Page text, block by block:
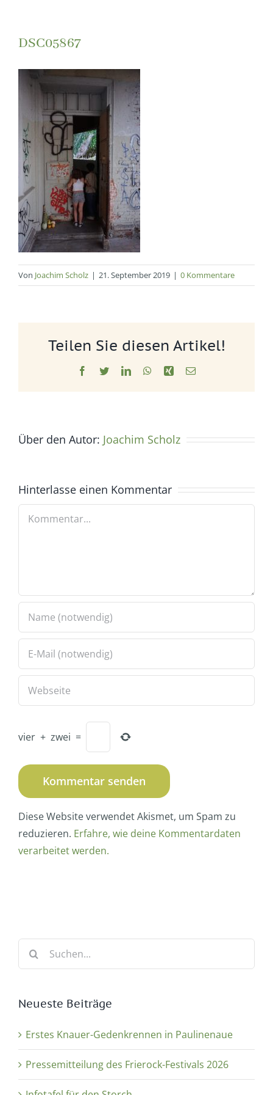
DSC05867
Von Joachim Scholz | 21. September 2019 | 0 Kommentare
Teilen Sie diesen Artikel!
Facebook
TwitterLinkedInWhatsApp
Xing E-
Über den Autor: Joachim Scholz
Hinterlasse einen Kommentar
Kommentar
vier + zwei =
Diese Website verwendet Akismet, um Spam zu
reduzieren. Erfahre, wie deine Kommentardaten
verarbeitet werden.
Suche
Neueste Beiträge
Erstes Knauer-Gedenkrennen in Paulinenaue
Pressemitteilung des Frierock-Festivals 2026